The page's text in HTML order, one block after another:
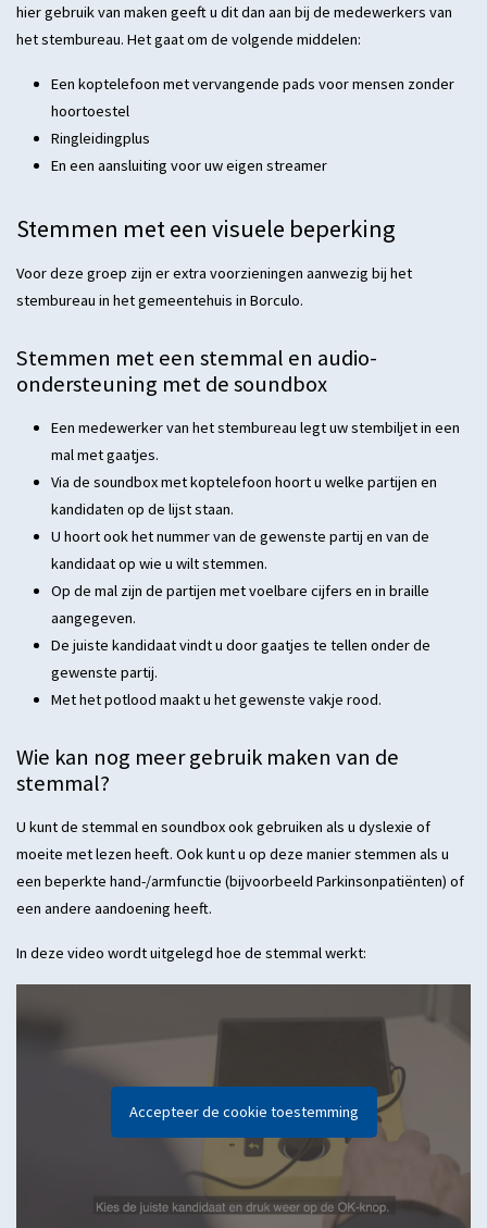
hier gebruik van maken geeft u dit dan aan bij de medewerkers van
het stembureau. Het gaat om de volgende middelen:
Een koptelefoon met vervangende pads voor mensen zonder
hoortoestel
Ringleidingplus
En een aansluiting voor uw eigen streamer
Stemmen met een visuele beperking
Voor deze groep zijn er extra voorzieningen aanwezig bij het
stembureau in het gemeentehuis in Borculo.
Stemmen met een stemmal en audio-
ondersteuning met de soundbox
Een medewerker van het stembureau legt uw stembiljet in een
mal met gaatjes.
Via de soundbox met koptelefoon hoort u welke partijen en
kandidaten op de lijst staan.
U hoort ook het nummer van de gewenste partij en van de
kandidaat op wie u wilt stemmen.
Op de mal zijn de partijen met voelbare cijfers en in braille
aangegeven.
De juiste kandidaat vindt u door gaatjes te tellen onder de
gewenste partij.
Met het potlood maakt u het gewenste vakje rood.
Wie kan nog meer gebruik maken van de
stemmal?
U kunt de stemmal en soundbox ook gebruiken als u dyslexie of
moeite met lezen heeft. Ook kunt u op deze manier stemmen als u
een beperkte hand-/armfunctie (bijvoorbeeld Parkinsonpatiënten) of
een andere aandoening heeft.
In deze video wordt uitgelegd hoe de stemmal werkt:
Accepteer de cookie toestemming